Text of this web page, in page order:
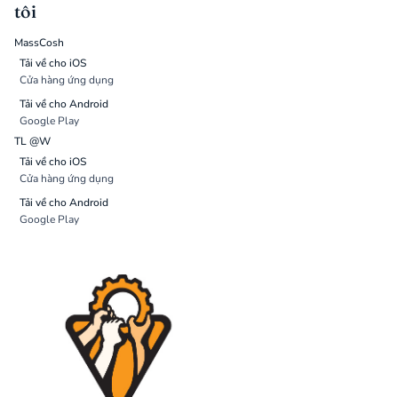
tôi
MassCosh
Tải về cho iOS
Cửa hàng ứng dụng
Tải về cho Android
Google Play
TL @W
Tải về cho iOS
Cửa hàng ứng dụng
Tải về cho Android
Google Play